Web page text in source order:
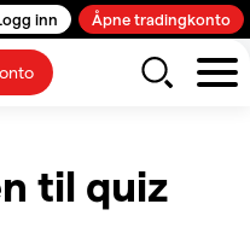
inn Åpne tradingkonto
til quiz